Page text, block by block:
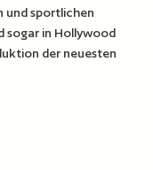
und sportlichen
sogar in Hollywood
der neuesten